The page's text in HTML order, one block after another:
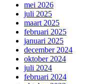
mei 2026
juli 2025
maart 2025
februari 2025
januari 2025
december 2024
oktober 2024
juli 2024
februari 2024